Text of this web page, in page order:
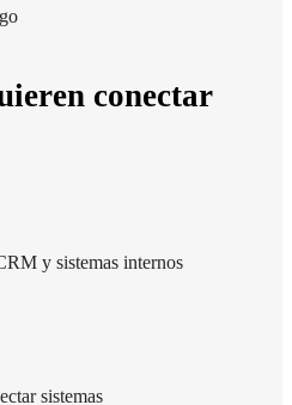
conectar
y sistemas internos
sistemas